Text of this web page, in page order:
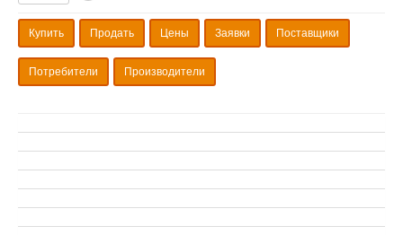
Купить Продать Цены Заявки Поставщики
Потребители Производители